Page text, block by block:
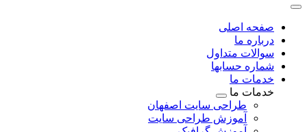
صفحه اصلی
درباره ما
سوالات متداول
شماره حسابها
خدمات ما
خدمات ما
طراحی سایت اصفهان
آموزش طراحی سایت